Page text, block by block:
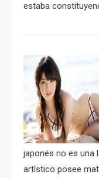
estaba
japonés no es una
artístico posee